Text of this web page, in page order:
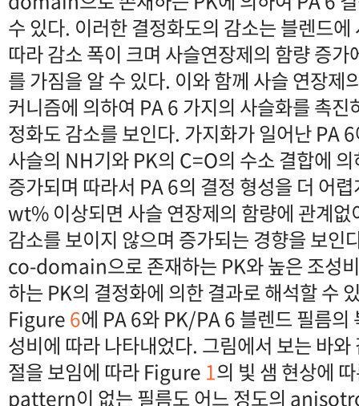
수 있다. 이러한 결정화도의 감소는 블렌드
따라 감소 폭이 크며 사슬연장제의 함량 증
를 가짐을 알 수 있다. 이와 함께 사슬 연장
커니즘에 의하여 PA 6 가지의 사슬화를 촉
정화도 감소를 보인다. 가지화가 일어난 PA
사슬의 NH기와 PK의 C=O의 수소 결합에
증가되며 따라서 PA 6의 결정 형성을 더 어
wt% 이상되면 사슬 연장제의 함량에 관계없
감소를 보이지 않으며 증가되는 경향을 보인
co-domain으로 존재하는 PK와 높은 조성
하는 PK의 결정화에 의한 결과로 해석할 수
Figure6에 PA 6와 PK/PA 6 블렌드 필름의
성비에 따라 나타내었다. 그림에서 보는 바
절을 보임에 따라 Figure 1의 빛 샘 현상에
pattern이 없는 필름도 어느 정도의